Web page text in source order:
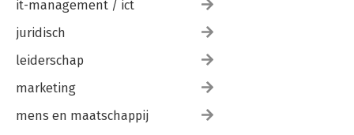
it-management / ict
juridisch
leiderschap
marketing
mens en maatschappij